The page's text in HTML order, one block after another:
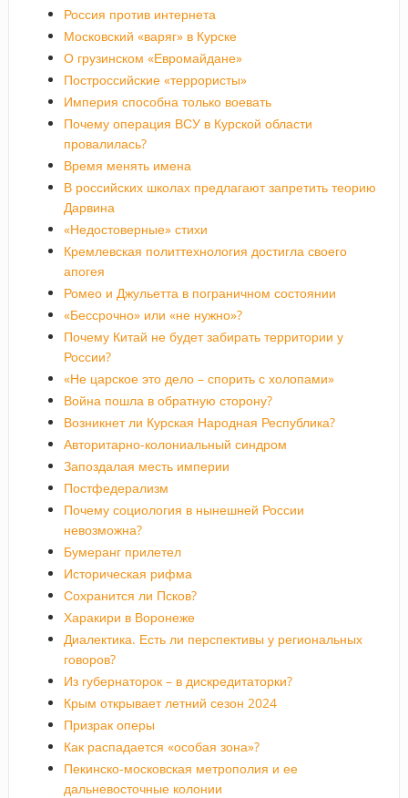
Россия против интернета
Московский «варяг» в Курске
О грузинском «Евромайдане»
Построссийские «террористы»
Империя способна только воевать
Почему операция ВСУ в Курской области
провалилась?
Время менять имена
В российских школах предлагают запретить теорию
Дарвина
«Недостоверные» стихи
Кремлевская политтехнология достигла своего
апогея
Ромео и Джульетта в пограничном состоянии
«Бессрочно» или «не нужно»?
Почему Китай не будет забирать территории у
России?
«Не царское это дело – спорить с холопами»
Война пошла в обратную сторону?
Возникнет ли Курская Народная Республика?
Авторитарно-колониальный синдром
Запоздалая месть империи
Постфедерализм
Почему социология в нынешней России
невозможна?
Бумеранг прилетел
Историческая рифма
Сохранится ли Псков?
Харакири в Воронеже
Диалектика. Есть ли перспективы у региональных
говоров?
Из губернаторок – в дискредитаторки?
Крым открывает летний сезон 2024
Призрак оперы
Как распадается «особая зона»?
Пекинско-московская метрополия и ее
дальневосточные колонии